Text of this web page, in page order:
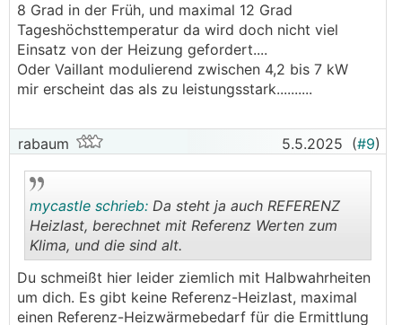
8 Grad in der Früh, und maximal 12 Grad
Tageshöchsttemperatur da wird doch nicht viel
Einsatz von der Heizung gefordert....
Oder Vaillant modulierend zwischen 4,2 bis 7 kW
mir erscheint das als zu leistungsstark..........
rabaum 5.5.2025 (#9)
..
mycastle schrieb: Da steht ja auch REFERENZ
Heizlast, berechnet mit Referenz Werten zum
Klima, und die sind alt.
Du schmeißt hier leider ziemlich mit Halbwahrheiten
um dich. Es gibt keine Referenz-Heizlast, maximal
einen Referenz-Heizwärmebedarf für die Ermittlung